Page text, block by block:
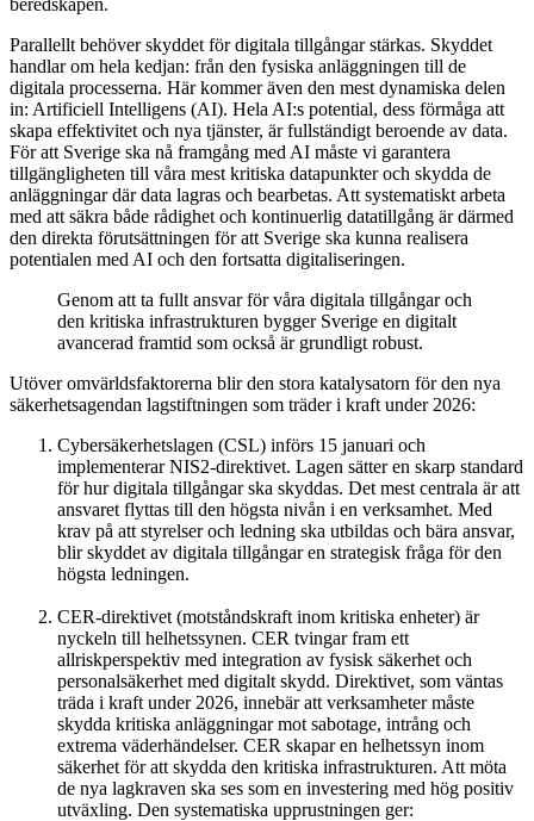
beredskapen.
Parallellt behöver skyddet för digitala tillgångar stärkas. Skyddet
handlar om hela kedjan: från den fysiska anläggningen till de
digitala processerna. Här kommer även den mest dynamiska delen
in: Artificiell Intelligens (AI). Hela AI:s potential, dess förmåga att
skapa effektivitet och nya tjänster, är fullständigt beroende av data.
För att Sverige ska nå framgång med AI måste vi garantera
tillgängligheten till våra mest kritiska datapunkter och skydda de
anläggningar där data lagras och bearbetas. Att systematiskt arbeta
med att säkra både rådighet och kontinuerlig datatillgång är därmed
den direkta förutsättningen för att Sverige ska kunna realisera
potentialen med AI och den fortsatta digitaliseringen.
Genom att ta fullt ansvar för våra digitala tillgångar och
den kritiska infrastrukturen bygger Sverige en digitalt
avancerad framtid som också är grundligt robust.
Utöver omvärldsfaktorerna blir den stora katalysatorn för den nya
säkerhetsagendan lagstiftningen som träder i kraft under 2026:
Cybersäkerhetslagen (CSL) införs 15 januari och
implementerar NIS2-direktivet. Lagen sätter en skarp standard
för hur digitala tillgångar ska skyddas. Det mest centrala är att
ansvaret flyttas till den högsta nivån i en verksamhet. Med
krav på att styrelser och ledning ska utbildas och bära ansvar,
blir skyddet av digitala tillgångar en strategisk fråga för den
högsta ledningen.
CER-direktivet (motståndskraft inom kritiska enheter) är
nyckeln till helhetssynen. CER tvingar fram ett
allriskperspektiv med integration av fysisk säkerhet och
personalsäkerhet med digitalt skydd. Direktivet, som väntas
träda i kraft under 2026, innebär att verksamheter måste
skydda kritiska anläggningar mot sabotage, intrång och
extrema väderhändelser. CER skapar en helhetssyn inom
säkerhet för att skydda den kritiska infrastrukturen. Att möta
de nya lagkraven ska ses som en investering med hög positiv
utväxling. Den systematiska upprustningen ger: